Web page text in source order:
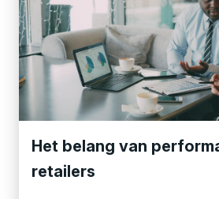
Het belang van
retailers